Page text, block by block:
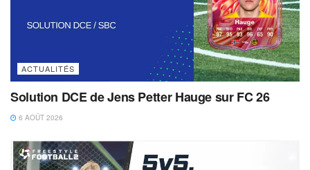
ACTUALITÉS
Solution DCE de Jens Petter Hauge sur FC 26
6 AOÛT 2026